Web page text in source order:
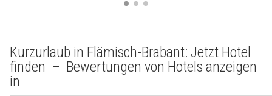
Kurzurlaub in Flämisch-Brabant: Jetzt Hotel
finden – Bewertungen von Hotels anzeigen
in